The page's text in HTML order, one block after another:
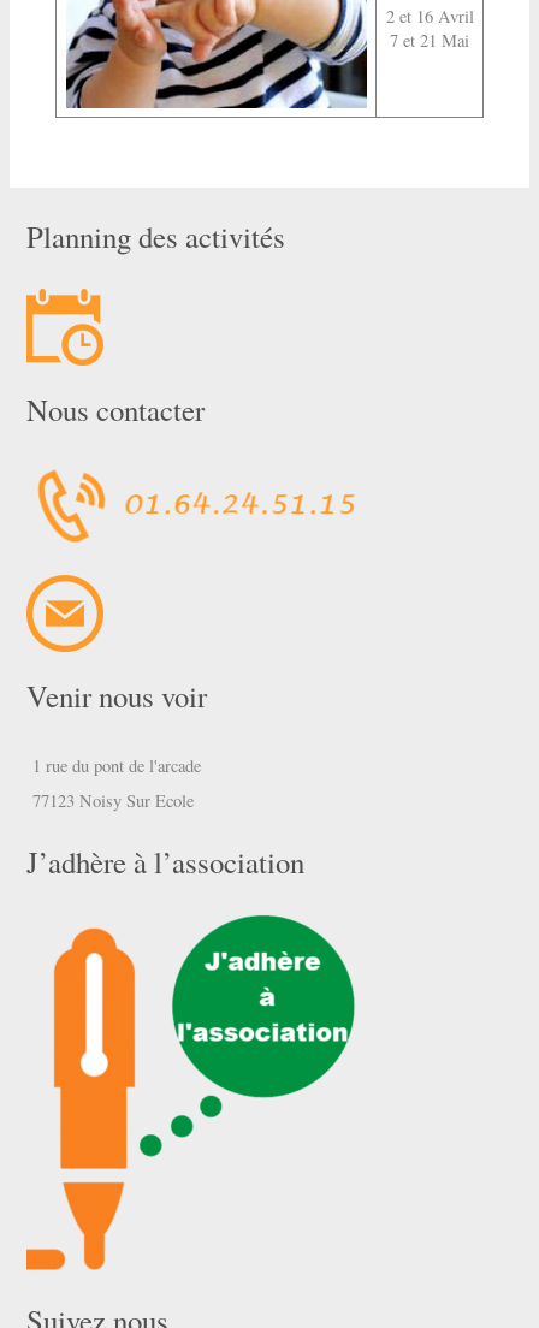
2 et 16 Avril
7 et 21 Mai
Planning des activités
Nous contacter
Venir nous voir
1 rue du pont de l'arcade
77123 Noisy Sur Ecole
J’adhère à l’association
Suivez nous …